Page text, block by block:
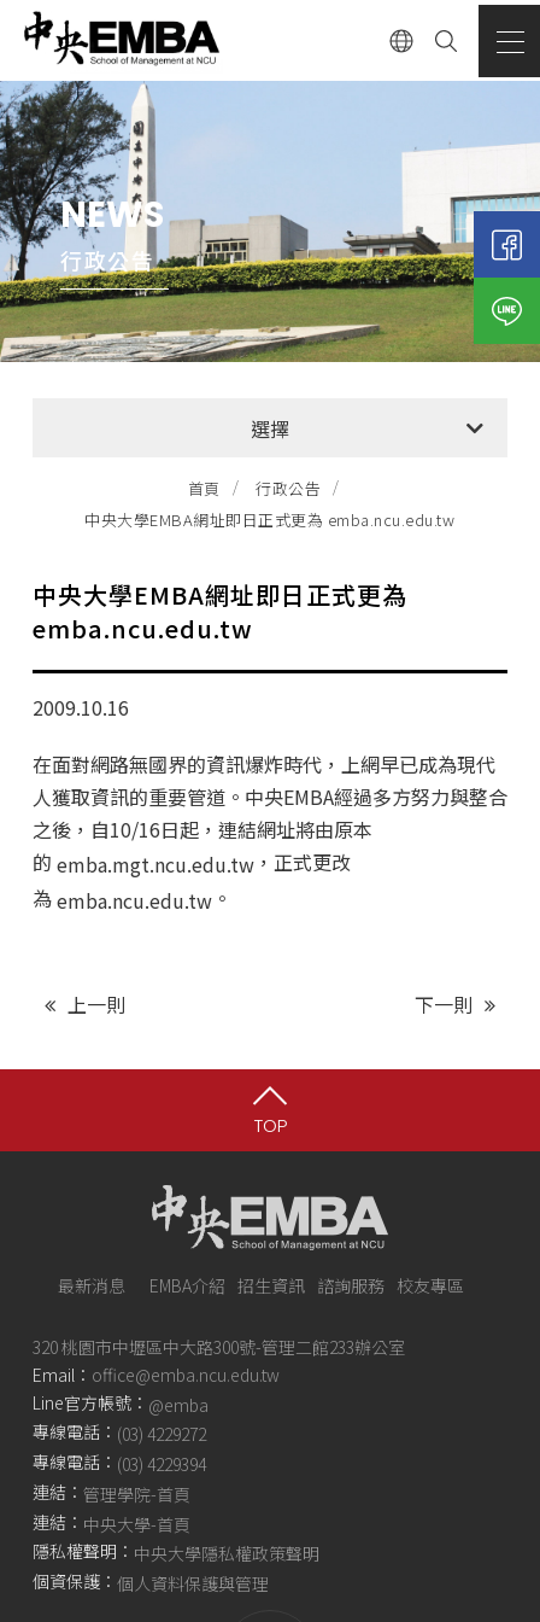
NEWS
行政公告
選擇
全部消息
EMBA招生公告
行政公告
師生動態
首頁
行政公告
中央大學EMBA網址即日正式更為 emba.ncu.edu.tw
中央大學EMBA網址即日正式更為
emba.ncu.edu.tw
2009.10.16
在面對網路無國界的資訊爆炸時代，上網早已成為現代
人獲取資訊的重要管道。中央EMBA經過多方努力與整合
之後，自10/16日起，連結網址將由原本
的 emba.mgt.ncu.edu.tw，正式更改
為emba.ncu.edu.tw。
上一則 下一則
TOP
最新消息 EMBA介紹 招生資訊 諮詢服務 校友專區
320 桃園市中壢區中大路300號-管理二館233辦公室
Email： office@emba.ncu.edu.tw
Line官方帳號： @emba
專線電話： (03) 4229272
專線電話： (03) 4229394
連結： 管理學院-首頁
連結： 中央大學-首頁
隱私權聲明： 中央大學隱私權政策聲明
個資保護： 個人資料保護與管理